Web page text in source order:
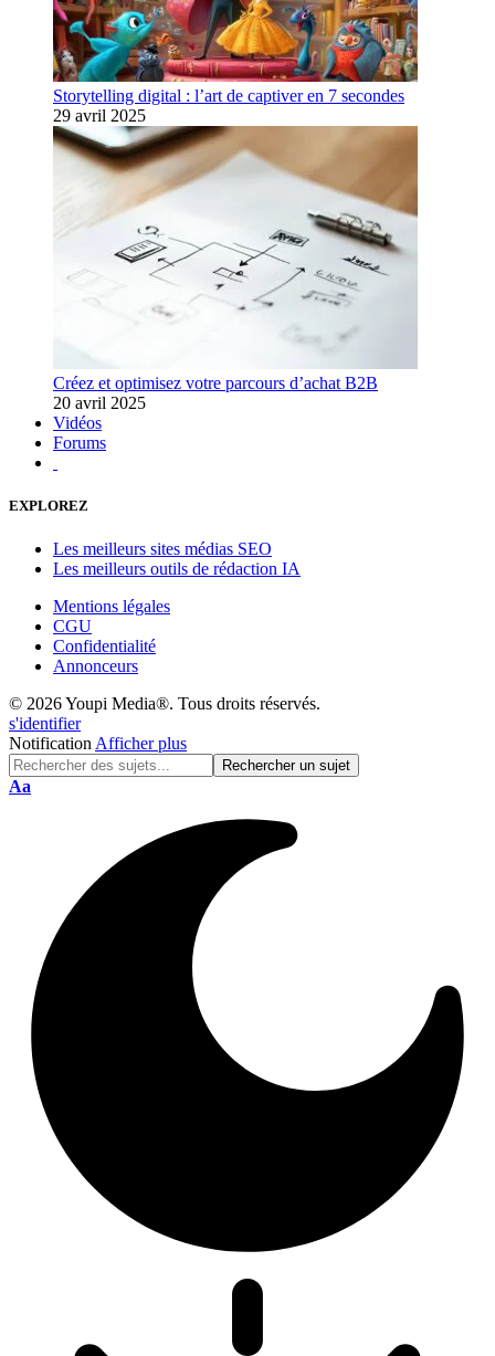
Storytelling digital : l’art de captiver en 7 secondes
29 avril 2025
Créez et optimisez votre parcours d’achat B2B
20 avril 2025
Vidéos
Forums
EXPLOREZ
Les meilleurs sites médias SEO
Les meilleurs outils de rédaction IA
Mentions légales
CGU
Confidentialité
Annonceurs
© 2026 Youpi Media®. Tous droits réservés.
s'identifier
Notification Afficher plus
Réinitialisation
Aa